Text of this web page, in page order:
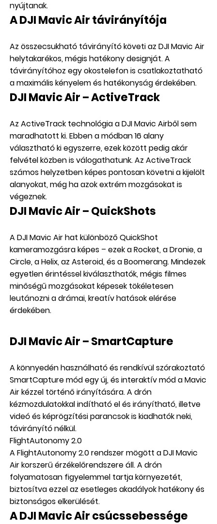
nyújtanak.
A DJI Mavic Air távirányítója
Az összecsukható távirányító követi az DJI Mavic Air
helytakarékos, mégis hatékony designját. A
távirányítóhoz egy okostelefon is csatlakoztatható
a maximális kényelem és hatékonyság érdekében.
DJI Mavic Air – ActiveTrack
Az ActiveTrack technológia a DJI Mavic Airből sem
maradhatott ki. Ebben a módban 16 alany
választható ki egyszerre, ezek között pedig akár
felvétel közben is válogathatunk. Az ActiveTrack
számos helyzetben képes pontosan követni a kijelölt
alanyokat, még ha azok extrém mozgásokat is
végeznek.
DJI Mavic Air – QuickShots
A DJI Mavic Air hat különböző QuickShot
kameramozgásra képes – ezek a Rocket, a Dronie, a
Circle, a Helix, az Asteroid, és a Boomerang. Mindezek
egyetlen érintéssel kiválaszthatók, mégis filmes
minőségű mozgásokat képesek tökéletesen
leutánozni a drámai, kreatív hatások elérése
érdekében.
DJI Mavic Air – SmartCapture
A könnyedén használható és rendkívül szórakoztató
SmartCapture mód egy új, és interaktív mód a Mavic
Air kézzel történő irányítására. A drón
kézmozdulatokkal indítható el és irányítható, illetve
videó és képrögzítési parancsok is kiadhatók neki,
távirányító nélkül.
FlightAutonomy 2.0
A FlightAutonomy 2.0 rendszer mögött a DJI Mavic
Air korszerű érzékelőrendszere áll. A drón
folyamatosan figyelemmel tartja környezetét,
biztosítva ezzel az esetleges akadályok hatékony és
biztonságos elkerülését.
A DJI Mavic Air csúcssebessége